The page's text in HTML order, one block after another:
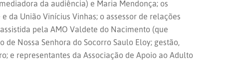
da audiência) e Maria Mendonça; os
da União Vinícius Vinhas; o assessor de relações
pela AMO Valdete do Nacimento (que
Nossa Senhora do Socorro Saulo Eloy; gestão,
e representantes da Associação de Apoio ao Adulto